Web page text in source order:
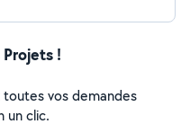
Projets !
vos demandes
un clic.